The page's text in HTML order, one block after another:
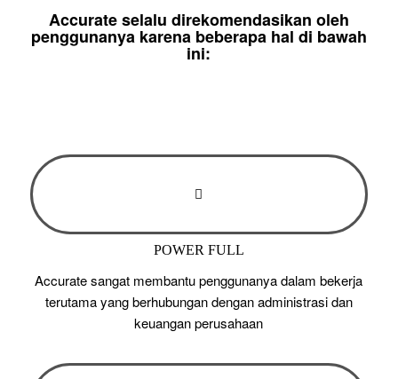
Accurate selalu direkomendasikan oleh
penggunanya karena beberapa hal di bawah
ini:
POWER FULL
Accurate sangat membantu penggunanya dalam bekerja
terutama yang berhubungan dengan administrasi dan
keuangan perusahaan